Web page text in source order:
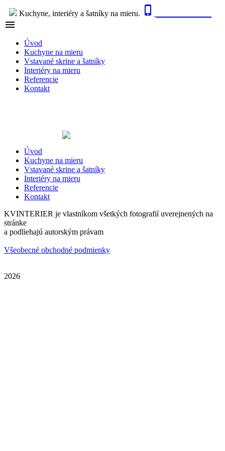
Kuchyne, interiéry a šatníky na mieru. 

Úvod
Kuchyne na mieru
Vstavané skrine a šatníky
Interiéry na mieru
Referencie
Kontakt
Úvod
Kuchyne na mieru
Vstavané skrine a šatníky
Interiéry na mieru
Referencie
Kontakt
KVINTERIER je vlastníkom všetkých fotografií uverejnených na
stránke
a podliehajú autorským právam
Všeobecné obchodné podmienky
2026